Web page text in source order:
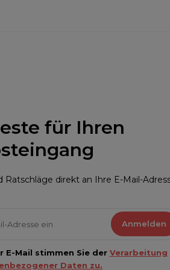
für Ihren
Ratschläge direkt an Ihre E-Mail-
Anmelden
E-Mail stimmen Sie der Verarbeitung
Daten zu.